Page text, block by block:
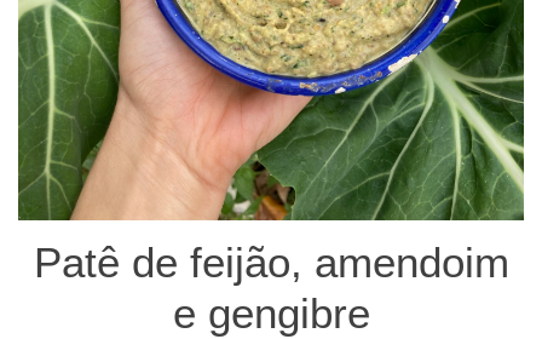
Patê de feijão, amendoim
e gengibre